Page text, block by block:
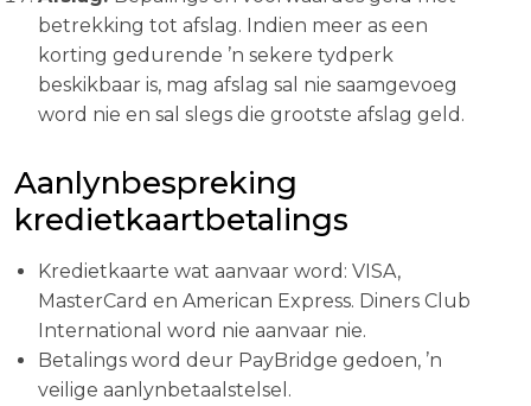
betrekking tot afslag. Indien meer as een
korting gedurende ’n sekere tydperk
beskikbaar is, mag afslag sal nie saamgevoeg
word nie en sal slegs die grootste afslag geld.
Aanlynbespreking
kredietkaartbetalings
Kredietkaarte wat aanvaar word: VISA,
MasterCard en American Express. Diners Club
International word nie aanvaar nie.
Betalings word deur PayBridge gedoen, ’n
veilige aanlynbetaalstelsel.